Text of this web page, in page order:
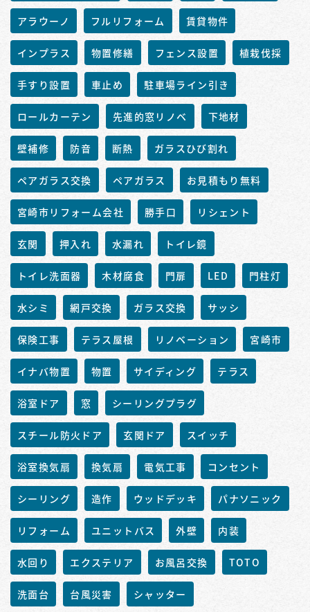
アラウーノ フルリフォーム 賃貸物件
インプラス 物置修繕 フェンス設置 植栽伐採
手すり設置 車止め 駐車場ライン引き
ロールカーテン 先進的窓リノベ 下地材
壁補修 防音 断熱 ガラスひび割れ
ペアガラス交換 ペアガラス お見積もり無料
宮崎市リフォーム会社 勝手口 リシェント
玄関 押入れ 水漏れ トイレ鏡
トイレ洗面器 木材腐食 門扉 LED 門柱灯
水シミ 網戸交換 ガラス交換 サッシ
保険工事 テラス屋根 リノベーション 宮崎市
イナバ物置 物置 サイディング テラス
浴室ドア 窓 シーリングプラグ
スチール防火ドア 玄関ドア スイッチ
浴室換気扇 換気扇 電気工事 コンセント
シーリング 造作 ウッドデッキ パナソニック
リフォーム ユニットバス 外壁 内装
水回り エクステリア お風呂交換 TOTO
洗面台 台風災害 シャッター